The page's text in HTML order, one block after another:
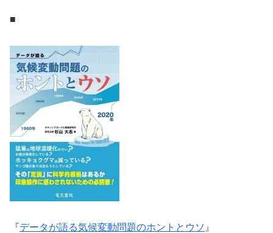
■
『データが語る気候変動問題のホントとウソ 』